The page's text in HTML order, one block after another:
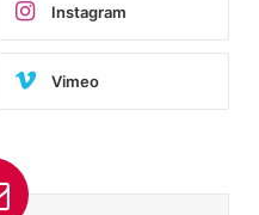
Instagram
Vimeo